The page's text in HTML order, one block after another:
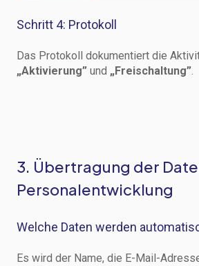
Schritt 4: Protokoll
Das Protokoll dokumentiert die
„Aktivierung” und „Freischaltung”.
3. Übertragung der
Personalentwicklung
Welche Daten werden
Es wird der Name, die E-Mail-